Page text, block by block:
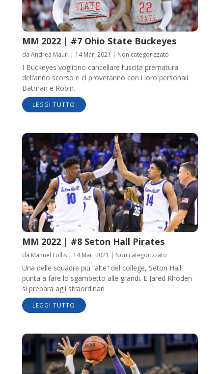
MM 2022 | #7 Ohio State Buckeyes
da Andrea Mauri | 14 Mar, 2021 | Non categorizzato
I Buckeyes vogliono cancellare l’uscita prematura
dell’anno scorso e ci proveranno con i loro personali
Batman e Robin.
LEGGI TUTTO
MM 2022 | #8 Seton Hall Pirates
da Manuel Follis| 14 Mar, 2021 | Non categorizzato
Una delle squadre più “alte” del college, Seton Hall
punta a fare lo sgambetto alle grandi. E Jared Rhoden
si prepara agli straordinari
LEGGI TUTTO